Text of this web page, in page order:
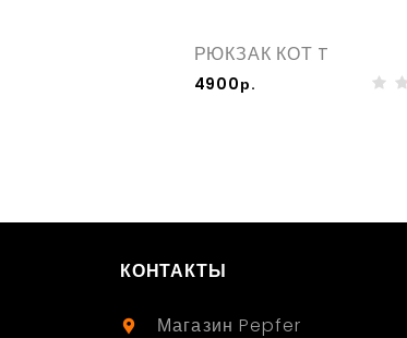
РЮКЗАК КОТ T
4900р.
КОНТАКТЫ
Магазин Pepfer